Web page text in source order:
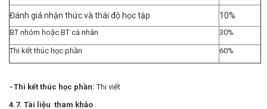
Đánh giá nhận thức và thái độ học tập 10%
BT nhóm hoặc BT cá nhân 30%
Thi kết thúc học phần 60%
-Thi kết thúc học phần: Thi viết
4.7. Tài liệu tham khảo